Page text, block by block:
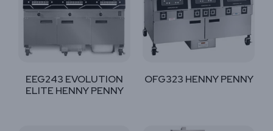
EEG243 EVOLUTION
ELITE HENNY PENNY
OFG323 HENNY PENNY